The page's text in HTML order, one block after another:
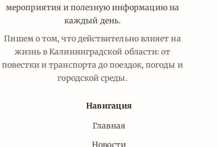
мероприятия и полезную информацию на
каждый день.
Пишем о том, что действительно влияет на
жизнь в Калининградской области: от
повестки и транспорта до поездок, погоды и
городской среды.
Навигация
Главная
Новости